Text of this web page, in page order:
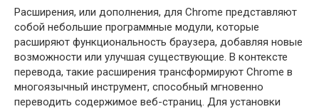
Расширения, или дополнения, для Chrome представляют
собой небольшие программные модули, которые
расширяют функциональность браузера, добавляя новые
возможности или улучшая существующие. В контексте
перевода, такие расширения трансформируют Chrome в
многоязычный инструмент, способный мгновенно
переводить содержимое веб-страниц. Для установки